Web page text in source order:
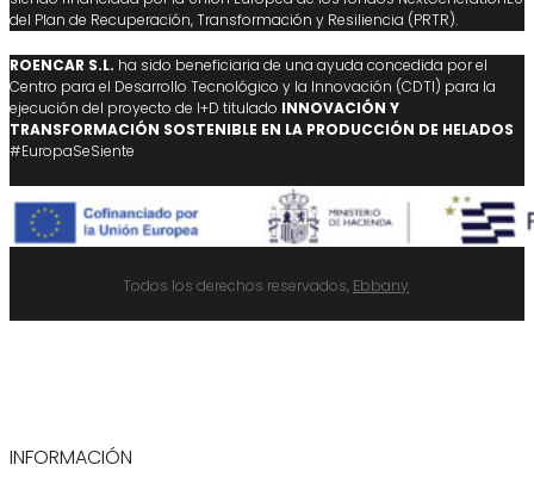
del Plan de Recuperación, Transformación y Resiliencia (PRTR).
ROENCAR S.L. ha sido beneficiaria de una ayuda concedida por el
Centro para el Desarrollo Tecnológico y la Innovación (CDTI) para la
ejecución del proyecto de I+D titulado INNOVACIÓN Y
TRANSFORMACIÓN SOSTENIBLE EN LA PRODUCCIÓN DE HELADOS
#EuropaSeSiente
Todos los derechos reservados, Ebbany.
INFORMACIÓN